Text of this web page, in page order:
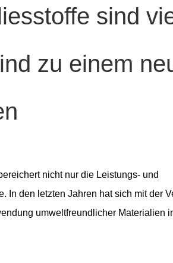
sind
zu einem
nicht nur die Leistungs- und
den letzten Jahren hat sich mit der
umweltfreundlicher Materialien